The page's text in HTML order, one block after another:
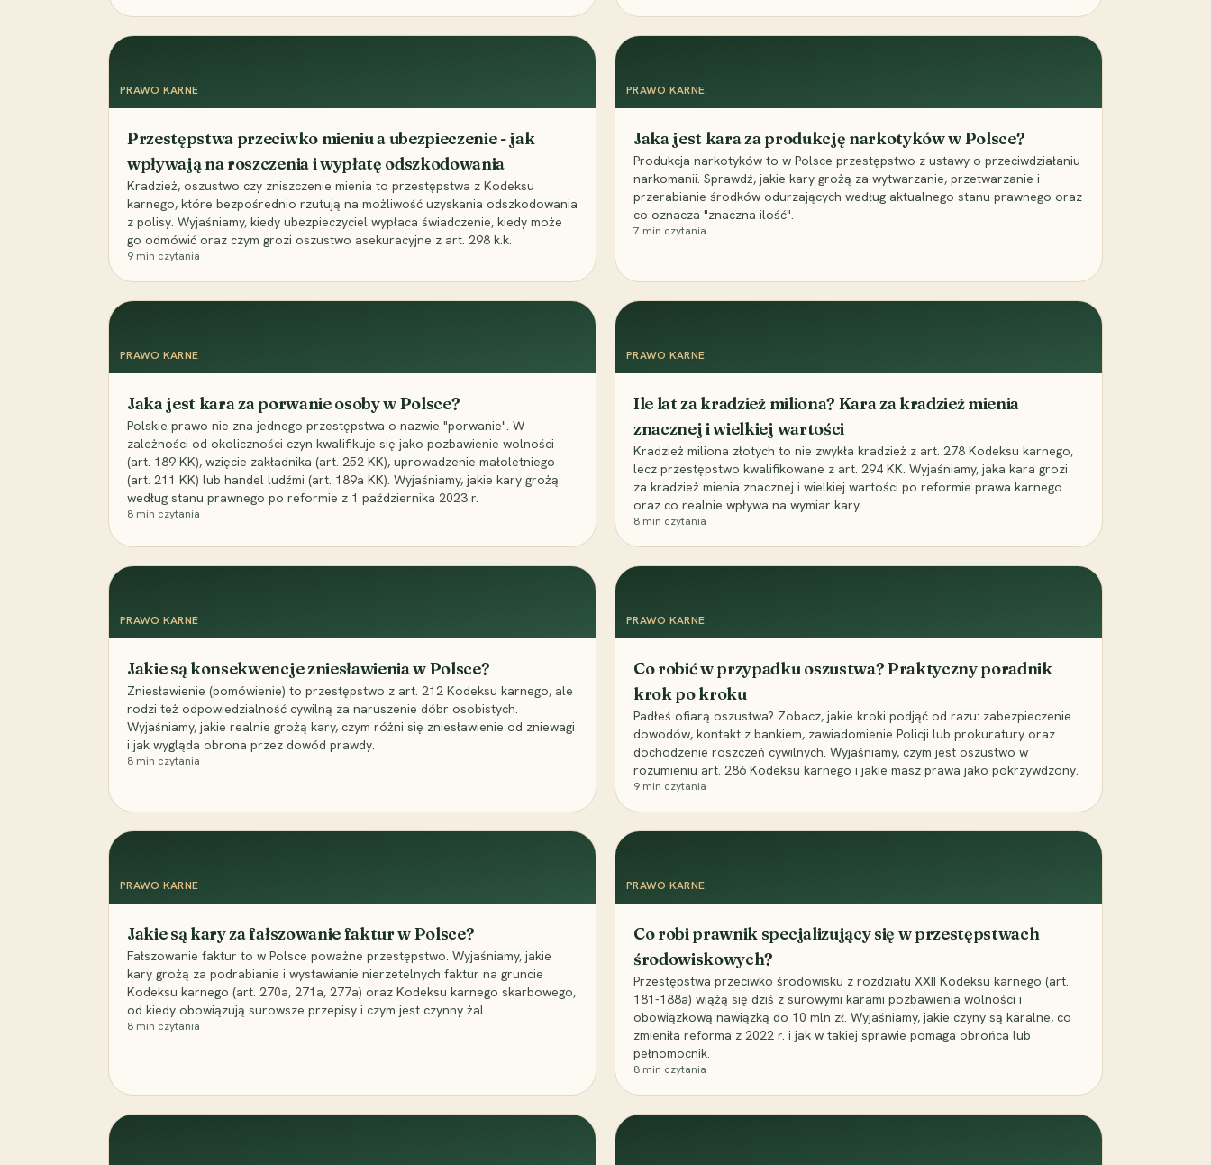
PRAWO KARNE
Przestępstwa przeciwko mieniu a ubezpieczenie - jak
wpływają na roszczenia i wypłatę odszkodowania
Kradzież, oszustwo czy zniszczenie mienia to przestępstwa z Kodeksu
karnego, które bezpośrednio rzutują na możliwość uzyskania odszkodowania
z polisy. Wyjaśniamy, kiedy ubezpieczyciel wypłaca świadczenie, kiedy może
go odmówić oraz czym grozi oszustwo asekuracyjne z art. 298 k.k.
9 min czytania
PRAWO KARNE
Jaka jest kara za produkcję narkotyków w Polsce?
Produkcja narkotyków to w Polsce przestępstwo z ustawy o przeciwdziałaniu
narkomanii. Sprawdź, jakie kary grożą za wytwarzanie, przetwarzanie i
przerabianie środków odurzających według aktualnego stanu prawnego oraz
co oznacza "znaczna ilość".
7 min czytania
PRAWO KARNE
Jaka jest kara za porwanie osoby w Polsce?
Polskie prawo nie zna jednego przestępstwa o nazwie "porwanie". W
zależności od okoliczności czyn kwalifikuje się jako pozbawienie wolności
(art. 189 KK), wzięcie zakładnika (art. 252 KK), uprowadzenie małoletniego
(art. 211 KK) lub handel ludźmi (art. 189a KK). Wyjaśniamy, jakie kary grożą
według stanu prawnego po reformie z 1 października 2023 r.
8 min czytania
PRAWO KARNE
Ile lat za kradzież miliona? Kara za kradzież mienia
znacznej i wielkiej wartości
Kradzież miliona złotych to nie zwykła kradzież z art. 278 Kodeksu karnego,
lecz przestępstwo kwalifikowane z art. 294 KK. Wyjaśniamy, jaka kara grozi
za kradzież mienia znacznej i wielkiej wartości po reformie prawa karnego
oraz co realnie wpływa na wymiar kary.
8 min czytania
PRAWO KARNE
Jakie są konsekwencje zniesławienia w Polsce?
Zniesławienie (pomówienie) to przestępstwo z art. 212 Kodeksu karnego, ale
rodzi też odpowiedzialność cywilną za naruszenie dóbr osobistych.
Wyjaśniamy, jakie realnie grożą kary, czym różni się zniesławienie od zniewagi
i jak wygląda obrona przez dowód prawdy.
8 min czytania
PRAWO KARNE
Co robić w przypadku oszustwa? Praktyczny poradnik
krok po kroku
Padłeś ofiarą oszustwa? Zobacz, jakie kroki podjąć od razu: zabezpieczenie
dowodów, kontakt z bankiem, zawiadomienie Policji lub prokuratury oraz
dochodzenie roszczeń cywilnych. Wyjaśniamy, czym jest oszustwo w
rozumieniu art. 286 Kodeksu karnego i jakie masz prawa jako pokrzywdzony.
9 min czytania
PRAWO KARNE
Jakie są kary za fałszowanie faktur w Polsce?
Fałszowanie faktur to w Polsce poważne przestępstwo. Wyjaśniamy, jakie
kary grożą za podrabianie i wystawianie nierzetelnych faktur na gruncie
Kodeksu karnego (art. 270a, 271a, 277a) oraz Kodeksu karnego skarbowego,
od kiedy obowiązują surowsze przepisy i czym jest czynny żal.
8 min czytania
PRAWO KARNE
Co robi prawnik specjalizujący się w przestępstwach
środowiskowych?
Przestępstwa przeciwko środowisku z rozdziału XXII Kodeksu karnego (art.
181-188a) wiążą się dziś z surowymi karami pozbawienia wolności i
obowiązkową nawiązką do 10 mln zł. Wyjaśniamy, jakie czyny są karalne, co
zmieniła reforma z 2022 r. i jak w takiej sprawie pomaga obrońca lub
pełnomocnik.
8 min czytania